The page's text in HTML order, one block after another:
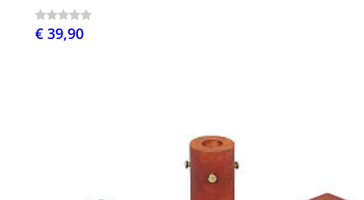
€ 39,90